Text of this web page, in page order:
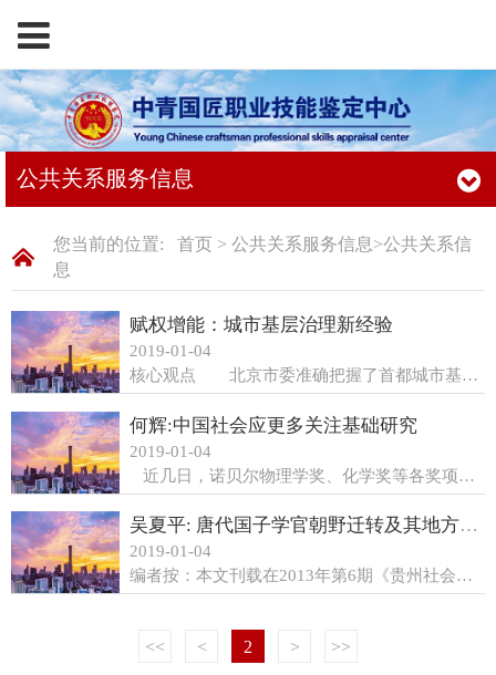
公共关系服务信息
您当前的位置: 首页> 公共关系服务信息>公共关系信
息
赋权增能：城市基层治理新经验
2019-01-04
核心观点 北京市委准确把握了首都城市基层治理面临的现实难题，提出构建党建引领的“街乡吹哨、部门报到”机制，目的就是要通过下沉资源、赋权增能改革，提升属地管理能力。赋予街乡“吹哨”权及“考评”权后，当遇到跨部门、跨区域难题时，街乡启动“吹哨”机制，从而打破条块关系的常态运作，促使相关部门前来“报到”，通过联合行动化解问题。 为探索首都城市基层治理的新路径，及时回应和化解实际问题，2018年初，北京市委提出构建党建引领“街乡吹哨、部门报到”工作机制，作为“一号课题”，在全市各区同步开展政策试验。随着改革的推进，首都城市基层治理通过向街乡赋权，提升街乡行政效能，逐渐形成新型运作模式。 城市基层治理的难题 一方面，在推进属地管理的任务导向下，城市基层治理面临着“有限资源、全面责任”难题。随着国家推进政企分开、政社分开，基层政府直接支配的公共资源减少。同时，经济体制改革不断地将原来由单位承担的社会职能剥离出来，转由基层政府及其派出机关承接，街乡肩负的工作职责不断增多，需要应对一切问题，承担全面责任。作为扎根基层的行政主体，街乡的行政编制和财政资源有限，开展工作普遍面临“权小责大”、权能不
何辉:中国社会应更多关注基础研究
2019-01-04
近几日，诺贝尔物理学奖、化学奖等各奖项陆续揭晓，但中国媒体对它们的得主及他们的贡献并没有多大的热情，报道显得不温不火。与之相呼应的是，中国人的日常话题中也对奖励自然科学领域重大发现的这几项诺贝尔奖鲜有讨论，更说不上对科学发现本身做出讨论。 有人会说，这是因为中国人没有得到诺贝尔物理学奖、化学奖，所以中国人没有热情。这是实话，当年莫言得到诺贝尔文学奖之后，中国人的兴奋至今令人印象深刻。我们可以相信，如果有中国人这次获得物理学奖、化学奖，中国媒体一定会铺天盖地地报道，中国社会也会展开各种思考与讨论。但只有得奖，媒体才报道，社会才关注，这就是中国媒体与社会的通常态度。这是典型的功利主义的表现。 我们常常会听到这样的话，学术研究要经得起寂寞，基础研究更要学会坐冷板凳。这话没有错。有志于做基础研究的人其实是应怀抱“殉道者”的精神去追求科学与真理的。但是，这并不代表着国家与社会就不该给予他们更多的宽容与关注。因为国家与社会对自然科学基础研究者的肯定与关注，其意义不仅局限于这些研究者个体，重要的是不断激
吴夏平: 唐代国子学官朝野迁转及其地方影响
2019-01-04
编者按：本文刊载在2013年第6期《贵州社会科学》上，是中国博士后第五十一批资助项目“唐代经学与文学互动研究”（编号：2012M510237）阶段性成果，作者为北京大学中文系博士后、贵州师范大学文学院教授。 摘要：唐代国子学官纳入整个官僚运作体系，成为所有官职迁转中的一环。学官的迁转多与地方互动，发生于朝野之间。影响学官由地方迁入的要素主要是任职经历、用人政策、政治斗争、仕进风尚以及国子监的闲散特性等，由此形成五种基本迁入方式。学官迁出为地方官，多任刺史、节度使和观察使等，或入幕为诸府从事。学官迁转至地方，在兴学崇教、传播知识、改变习俗、稳定人口、促进区域文学发展等方面产生重要影响，由此推进京城与地方之间的文化交流。 关键词：唐代国子学官；朝野迁转；地方互动；地方影响 唐代国子监下辖国子学、太学、四门学、书学、律学、算学“六学”，前三者属于经学教育之学馆，后三者则是专门技术之学校。国子学官主要有从事教育管理的国子祭酒、司业、丞、主簿，以及承担教学的各馆博士和助教。对于国子学官的研
<< < 2 > >>